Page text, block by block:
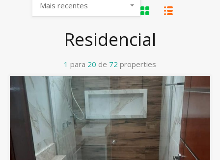
Residencial
1 para 20 de 72 properties
Mais recentes